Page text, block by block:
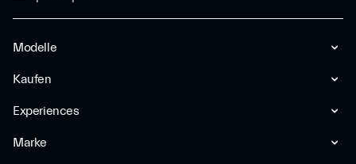
Modelle
Kaufen
Experiences
Marke